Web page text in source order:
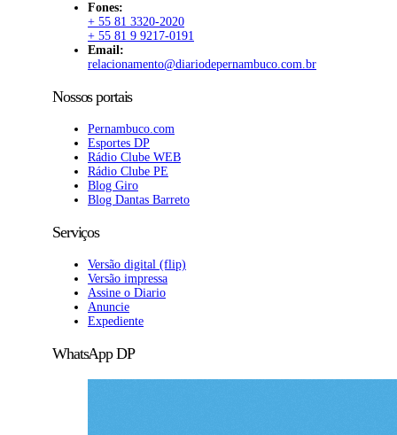
Fones:
+ 55 81 3320-2020
+ 55 81 9 9217-0191
Email:
relacionamento@diariodepernambuco.com.br
Nossos portais
Pernambuco.com
Esportes DP
Rádio Clube WEB
Rádio Clube PE
Blog Giro
Blog Dantas Barreto
Serviços
Versão digital (flip)
Versão impressa
Assine o Diario
Anuncie
Expediente
WhatsApp DP